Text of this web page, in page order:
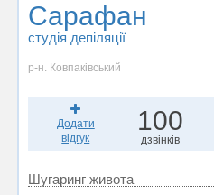
Сарафан
студія депіляції
р-н. Ковпаківський
Додати
відгук
100
дзвінків
Шугаринг живота